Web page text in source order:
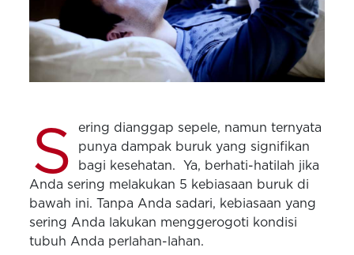
S
ering dianggap sepele, namun ternyata
punya dampak buruk yang signifikan
bagi kesehatan. Ya, berhati-hatilah jika
Anda sering melakukan 5 kebiasaan buruk di
bawah ini. Tanpa Anda sadari, kebiasaan yang
sering Anda lakukan menggerogoti kondisi
tubuh Anda perlahan-lahan.